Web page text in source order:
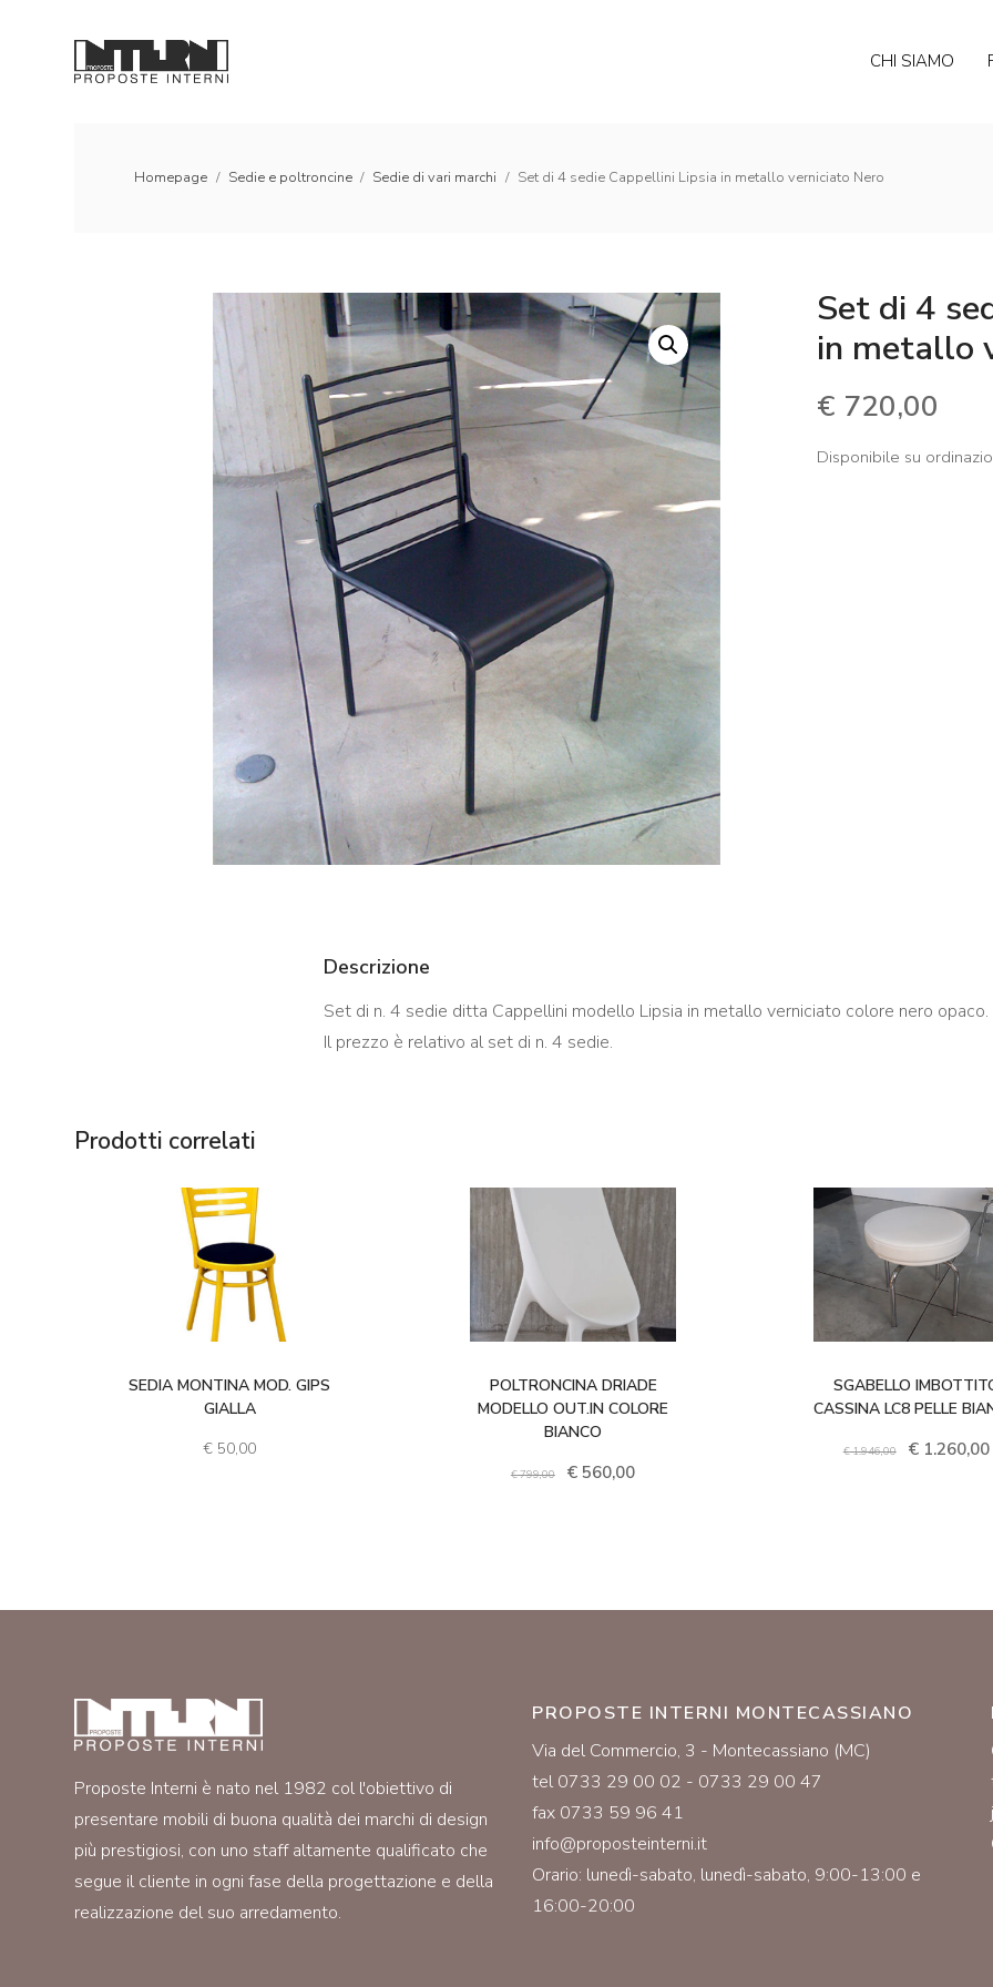
CHI SIAMO
Homepage / Sedie e poltroncine / Sedie di vari marchi / Set di 4 sedie Cappellini Lipsia in metallo verniciato Nero
Set di 4
in metallo
€ 720,00
Disponibile su
Descrizione
Set di n. 4 sedie ditta Cappellini modello Lipsia in metallo verniciato colore nero opaco.
Il prezzo è relativo al set di n. 4 sedie.
Prodotti correlati
SEDIA MONTINA MOD. GIPS
GIALLA
€ 50,00
POLTRONCINA DRIADE
MODELLO OUT.IN COLORE
BIANCO
€799,00 Il prezzo originale era: € 799,00.
€560,00
Il prezzo attuale è: € 560,00.
SGABELLO
CASSINA LC8 PELLE
€1.946,00 Il prezzo
Proposte Interni è nato nel 1982 col l'obiettivo di
presentare mobili di buona qualità dei marchi di design
più prestigiosi, con uno staff altamente qualificato che
segue il cliente in ogni fase della progettazione e della
realizzazione del suo arredamento.
PROPOSTE INTERNI MONTECASSIANO
Via del Commercio, 3 - Montecassiano (MC)
tel 0733 29 00 02 - 0733 29 00 47
fax 0733 59 96 41
info@proposteinterni.it
Orario: lunedì-sabato, lunedì-sabato, 9:00-13:00 e
16:00-20:00